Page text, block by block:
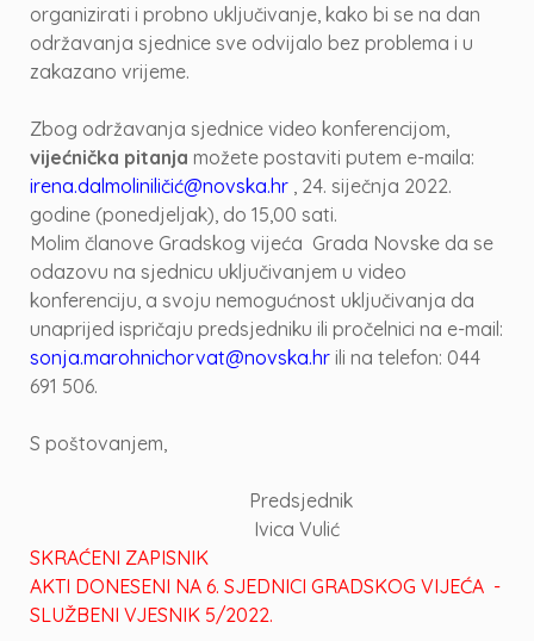
organizirati i probno uključivanje, kako bi se na dan
održavanja sjednice sve odvijalo bez problema i u
zakazano vrijeme.
Zbog održavanja sjednice video konferencijom,
vijećnička pitanja možete postaviti putem e-maila:
irena.dalmoliniličić@novska.hr , 24. siječnja 2022.
godine (ponedjeljak), do 15,00 sati.
Molim članove Gradskog vijeća Grada Novske da se
odazovu na sjednicu uključivanjem u video
konferenciju, a svoju nemogućnost uključivanja da
unaprijed ispričaju predsjedniku ili pročelnici na e-mail:
sonja.marohnichorvat@novska.hr ili na telefon: 044
691 506.
S poštovanjem,
Predsjednik
Ivica Vulić
SKRAĆENI ZAPISNIK
AKTI DONESENI NA 6. SJEDNICI GRADSKOG VIJEĆA -
SLUŽBENI VJESNIK 5/2022.